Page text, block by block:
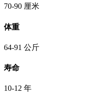
70-90 厘米
体重
64-91 公斤
寿命
10-12 年